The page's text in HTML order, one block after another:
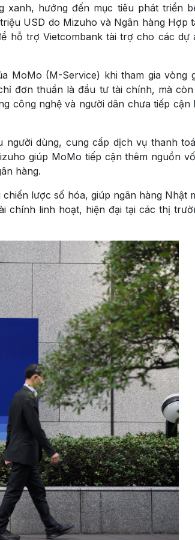
xanh, hướng đến mục tiêu phát triển
USD do Mizuho và Ngân hàng Hợp
hỗ trợ Vietcombank tài trợ cho các dự
MoMo (M-Service) khi tham gia vòng
đơn thuần là đầu tư tài chính, mà
công nghệ và người dân chưa tiếp cận
dùng, cung cấp dịch vụ thanh
giúp MoMo tiếp cận thêm nguồn
hàng.
lược số hóa, giúp ngân hàng Nhật
chính linh hoạt, hiện đại tại các thị